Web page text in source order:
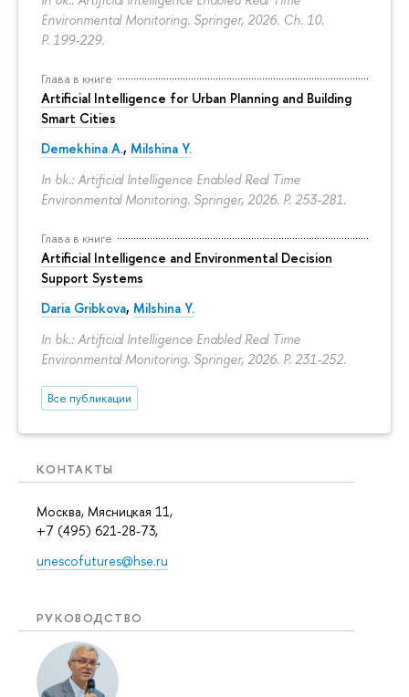
Environmental Monitoring. Springer, 2026. Ch. 10.
P. 199-229.
Глава в книге
Artificial Intelligence for Urban Planning and Building
Smart Cities
Demekhina A., Milshina Y.
In bk.: Artificial Intelligence Enabled Real Time
Environmental Monitoring. Springer, 2026. P. 253-281.
Глава в книге
Artificial Intelligence and Environmental Decision
Support Systems
Daria Gribkova, Milshina Y.
In bk.: Artificial Intelligence Enabled Real Time
Environmental Monitoring. Springer, 2026. P. 231-252.
Все публикации
КОНТАКТЫ
Москва, Мясницкая 11,
+7 (495) 621-28-73,
unescofutures@hse.ru
РУКОВОДСТВО